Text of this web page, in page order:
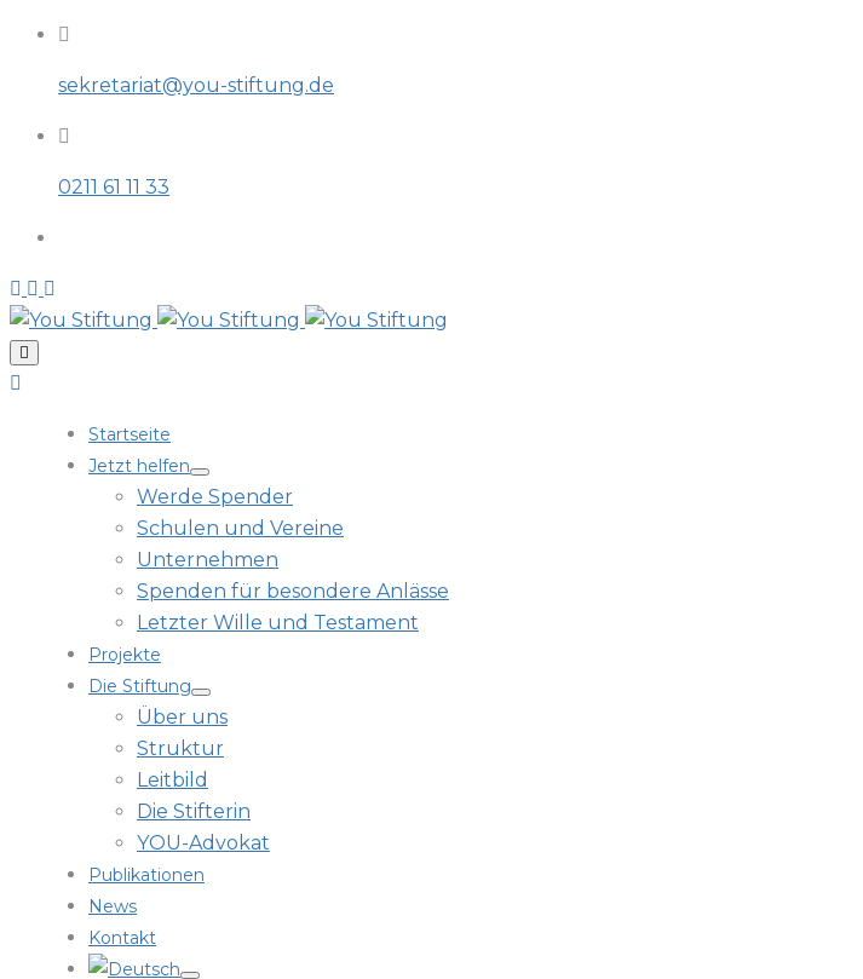
sekretariat@you-stiftung.de
0211 61 11 33
Startseite
Jetzt helfen
Werde Spender
Schulen und Vereine
Unternehmen
Spenden für besondere Anlässe
Letzter Wille und Testament
Projekte
Die Stiftung
Über uns
Struktur
Leitbild
Die Stifterin
YOU-Advokat
Publikationen
News
Kontakt